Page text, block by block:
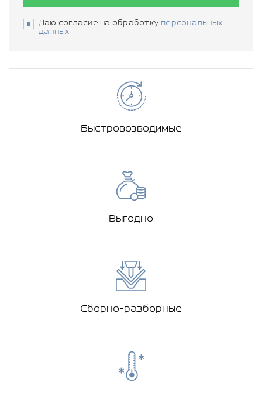
Даю согласие на обработку персональных
данных
Быстровозводимые
Выгодно
Сборно-разборные